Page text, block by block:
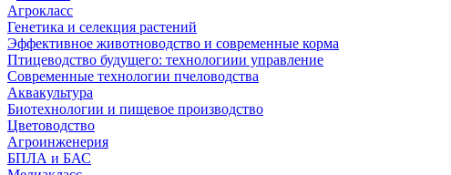
Агрокласс
Генетика и селекция растений
Эффективное животноводство и современные корма
Птицеводство будущего: технологиии управление
Современные технологии пчеловодства
Аквакультура
Биотехнологии и пищевое производство
Цветоводство
Агроинженерия
БПЛА и БАС